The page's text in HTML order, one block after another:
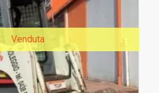
Venduta